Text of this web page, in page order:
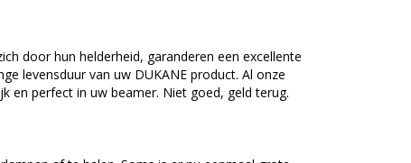
door hun helderheid, garanderen een excellente
levensduur van uw DUKANE product. Al onze
en perfect in uw beamer. Niet goed, geld terug.